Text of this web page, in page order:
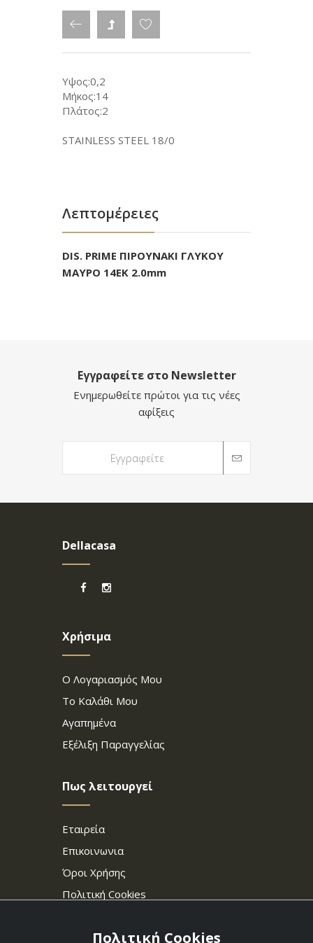
Υψος:0,2
Μήκος:14
Πλάτος:2
STAINLESS STEEL 18/0
Λεπτομέρειες
DIS. PRIME ΠΙΡΟΥΝΑΚΙ ΓΛΥΚΟΥ
ΜΑΥΡΟ 14ΕΚ 2.0mm
Εγγραφείτε στο Newsletter
Ενημερωθείτε πρώτοι για τις νέες
αφίξεις
Dellacasa
Χρήσιμα
Ο Λογαριασμός Μου
Το Καλάθι Μου
Αγαπημένα
Εξέλιξη Παραγγελίας
Πως λειτουργεί
Εταιρεία
Επικοινωνια
Όροι Χρήσης
Πολιτική Cookies
Πολιτική Cookies